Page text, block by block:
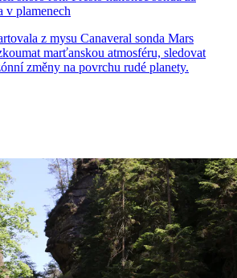
v plamenech
z mysu Canaveral sonda Mars
marťanskou atmosféru, sledovat
změny na povrchu rudé planety.